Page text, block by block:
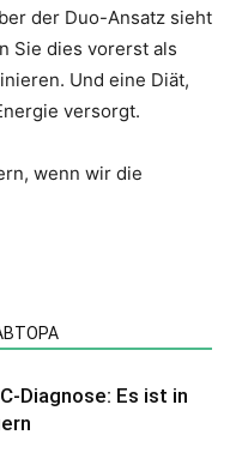
der Duo-Ansatz sieht
Sie dies vorerst als
Und eine Diät,
versorgt.
wenn wir die
Diagnose: Es ist in